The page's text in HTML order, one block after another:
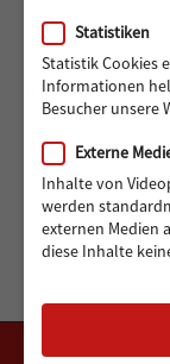
ARCHIV
Archiv
Monat auswählen
Statistiken
Statistik Cookies
Informationen
Besucher unsere
Externe
Inhalte von
werden
externen Medien
diese Inhalte